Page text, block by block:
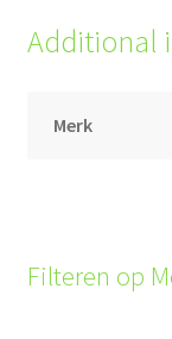
Additional
Merk
Filteren op